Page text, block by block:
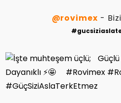
@rovimex -